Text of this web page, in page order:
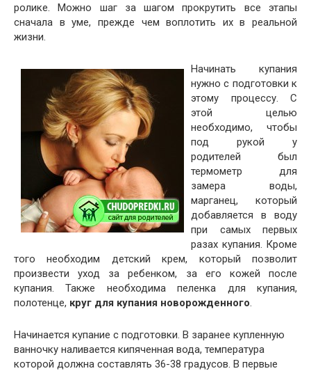
ролике. Можно шаг за шагом прокрутить все этапы
сначала в уме, прежде чем воплотить их в реальной
жизни.
Начинать купания
нужно с подготовки к
этому процессу. С
этой целью
необходимо, чтобы
под рукой у
родителей был
термометр для
замера воды,
марганец, который
добавляется в воду
при самых первых
разах купания. Кроме
того необходим детский крем, который позволит
произвести уход за ребенком, за его кожей после
купания. Также необходима пеленка для купания,
полотенце, круг для купания новорожденного.
Начинается купание с подготовки. В заранее купленную
ванночку наливается кипяченная вода, температура
которой должна составлять 36-38 градусов. В первые